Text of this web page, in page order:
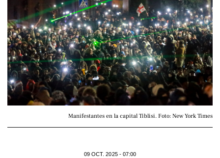
Manifestantes en la capital Tiblisi. Foto: New York Times
09 OCT. 2025 - 07:00